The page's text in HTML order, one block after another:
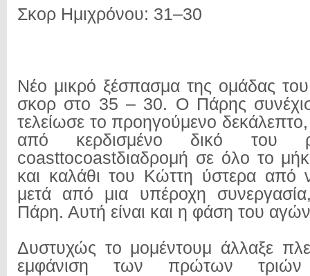
Σκορ Ημιχρόνου: 31–30
Νέο μικρό ξέσπασμα της ομάδας του
σκορ στο 35 – 30. Ο Πάρης
τελείωσε το προηγούμενο
από κερδισμένο δικό του
coasttocoastδιαδρομή σε όλο το
και καλάθι του Κώττη ύστερα από
μετά από μια υπέροχη
Πάρη. Αυτή είναι και η φάση του
Δυστυχώς το μομέντουμ άλλαξε
εμφάνιση των πρώτων